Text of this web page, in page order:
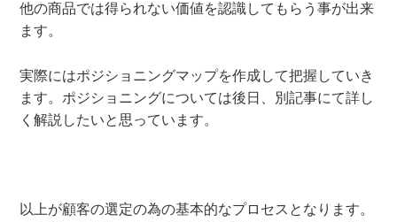
他の商品では得られない価値を認識してもらう事が出来
ます。
実際にはポジショニングマップを作成して把握していき
ます。ポジショニングについては後日、別記事にて詳し
く解説したいと思っています。
以上が顧客の選定の為の基本的なプロセスとなります。